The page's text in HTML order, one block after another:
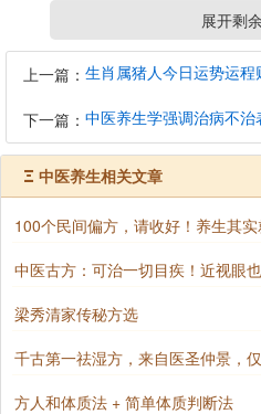
《华严经》卷六十八载，
观音菩萨住在南海补陀洛
而《大阿弥陀经》、《无
经》
则以观音菩萨为阿弥陀佛
九法界众生，
展开剩
上一篇：
下一篇：
Ξ 中医养生相关文章
100个民间偏方，请收好！养生其
中医古方：可治一切目疾！近视眼
梁秀清家传秘方选
千古第一祛湿方，来自医圣仲景，
方人和体质法 + 简单体质判断法